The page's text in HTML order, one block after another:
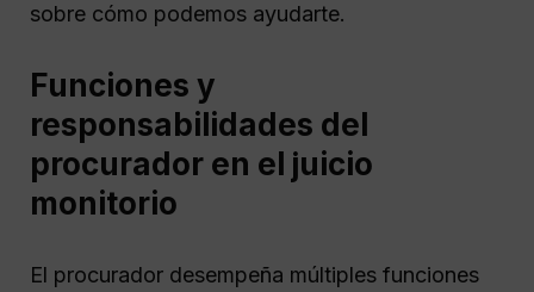
sobre cómo podemos ayudarte.
Funciones y
responsabilidades del
procurador en el juicio
monitorio
El procurador desempeña múltiples funciones